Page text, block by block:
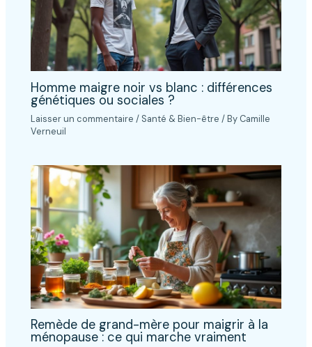
Homme maigre noir vs blanc : différences
génétiques ou sociales ?
Laisser un commentaire / Santé & Bien-être / By Camille
Verneuil
Remède de grand-mère pour maigrir à la
ménopause : ce qui marche vraiment